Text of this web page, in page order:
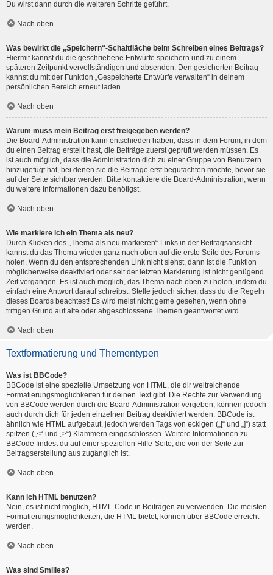
Du wirst dann durch die weiteren Schritte geführt.
Nach oben
Was bewirkt die „Speichern“-Schaltfläche beim Schreiben eines Beitrags?
Hiermit kannst du die geschriebene Entwürfe speichern und zu einem
späteren Zeitpunkt vervollständigen und absenden. Den gesicherten Beitrag
kannst du mit der Funktion „Gespeicherte Entwürfe verwalten“ in deinem
persönlichen Bereich erneut laden.
Nach oben
Warum muss mein Beitrag erst freigegeben werden?
Die Board-Administration kann entschieden haben, dass in dem Forum, in dem
du einen Beitrag erstellt hast, die Beiträge zuerst geprüft werden müssen. Es
ist auch möglich, dass die Administration dich zu einer Gruppe von Benutzern
hinzugefügt hat, bei denen sie die Beiträge erst begutachten möchte, bevor sie
auf der Seite sichtbar werden. Bitte kontaktiere die Board-Administration, wenn
du weitere Informationen dazu benötigst.
Nach oben
Wie markiere ich ein Thema als neu?
Durch Klicken des „Thema als neu markieren“-Links in der Beitragsansicht
kannst du das Thema wieder ganz nach oben auf die erste Seite des Forums
holen. Wenn du den entsprechenden Link nicht siehst, dann ist die Funktion
möglicherweise deaktiviert oder seit der letzten Markierung ist nicht genügend
Zeit vergangen. Es ist auch möglich, das Thema nach oben zu holen, indem du
einfach eine Antwort darauf schreibst. Stelle jedoch sicher, dass du die Regeln
dieses Boards beachtest! Es wird meist nicht gerne gesehen, wenn ohne
triftigen Grund auf alte oder abgeschlossene Themen geantwortet wird.
Nach oben
Textformatierung und Thementypen
Was ist BBCode?
BBCode ist eine spezielle Umsetzung von HTML, die dir weitreichende
Formatierungsmöglichkeiten für deinen Text gibt. Die Rechte zur Verwendung
von BBCode werden durch die Board-Administration vergeben, können jedoch
auch durch dich für jeden einzelnen Beitrag deaktiviert werden. BBCode ist
ähnlich wie HTML aufgebaut, jedoch werden Tags von eckigen („[“ und „]“) statt
spitzen („<“ und „>“) Klammern eingeschlossen. Weitere Informationen zu
BBCode findest du auf einer speziellen Hilfe-Seite, die von der Seite zur
Beitragserstellung aus zugänglich ist.
Nach oben
Kann ich HTML benutzen?
Nein, es ist nicht möglich, HTML-Code in Beiträgen zu verwenden. Die meisten
Formatierungsmöglichkeiten, die HTML bietet, können über BBCode erreicht
werden.
Nach oben
Was sind Smilies?